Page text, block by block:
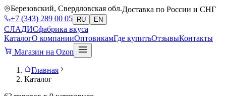
Березовский, Свердловская обл.Доставка по России и СНГ
+7 (343) 289 00 05
RU EN
СЛАДИСфабрика вкуса
КаталогО компанииОптовикамГде купитьОтзывыКонтакты
Магазин на Ozon
Главная
Каталог